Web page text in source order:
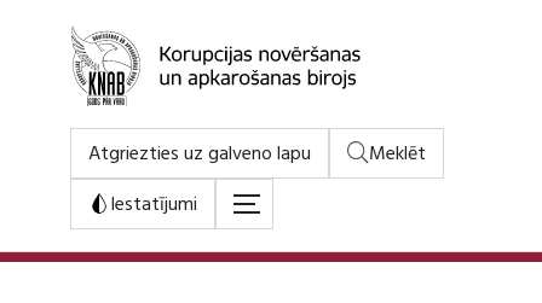
Atgriezties uz galveno lapu
Meklēt
Iestatījumi